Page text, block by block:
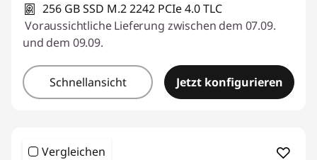
256 GB SSD M.2 2242 PCIe 4.0 TLC
Voraussichtliche Lieferung zwischen dem 07.09.
und dem 09.09.
Schnellansicht Jetzt konfigurieren
Vergleichen